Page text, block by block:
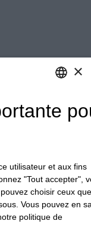
ITALIAN
ITALIAN
×
utilisateur et aux fins
"Tout accepter",
choisir ceux
Vous pouvez en
politique de